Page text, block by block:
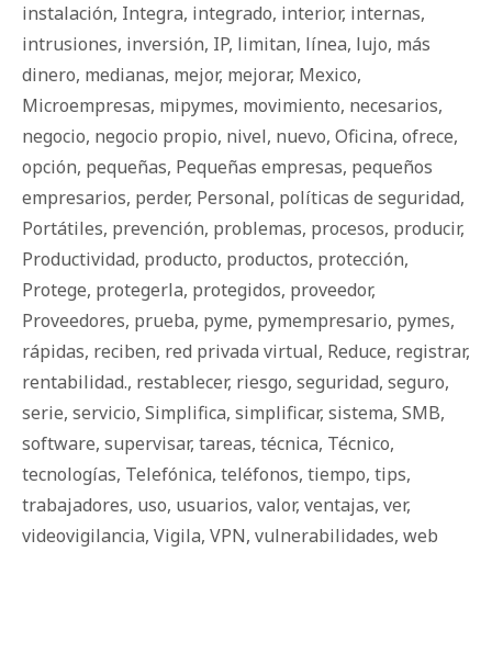
instalación, Integra, integrado, interior, internas,
intrusiones, inversión, IP, limitan, línea, lujo, más
dinero, medianas, mejor, mejorar, Mexico,
Microempresas, mipymes, movimiento, necesarios,
negocio, negocio propio, nivel, nuevo, Oficina, ofrece,
opción, pequeñas, Pequeñas empresas, pequeños
empresarios, perder, Personal, políticas de seguridad,
Portátiles, prevención, problemas, procesos, producir,
Productividad, producto, productos, protección,
Protege, protegerla, protegidos, proveedor,
Proveedores, prueba, pyme, pymempresario, pymes,
rápidas, reciben, red privada virtual, Reduce, registrar,
rentabilidad., restablecer, riesgo, seguridad, seguro,
serie, servicio, Simplifica, simplificar, sistema, SMB,
software, supervisar, tareas, técnica, Técnico,
tecnologías, Telefónica, teléfonos, tiempo, tips,
trabajadores, uso, usuarios, valor, ventajas, ver,
videovigilancia, Vigila, VPN, vulnerabilidades, web